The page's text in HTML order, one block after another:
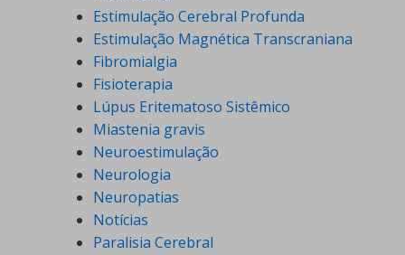
Estimulação Cerebral Profunda
Estimulação Magnética Transcraniana
Fibromialgia
Fisioterapia
Lúpus Eritematoso Sistêmico
Miastenia gravis
Neuroestimulação
Neurologia
Neuropatias
Notícias
Paralisia Cerebral